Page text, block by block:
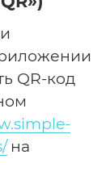
QR-код
на